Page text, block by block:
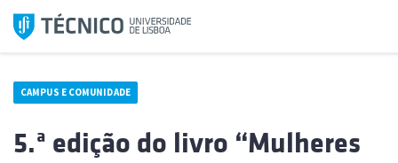
Saltar
para
CAMPUS E COMUNIDADE
5.ª edição do livro “Mulheres